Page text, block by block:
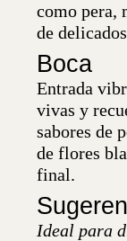
como pera,
de
Boca
Entrada
vivas y
sabores de
de flores
final.
Ideal para